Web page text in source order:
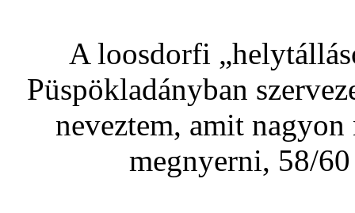
A loosdorfi
Püspökladányban
neveztem, amit
megnyerni, 58/